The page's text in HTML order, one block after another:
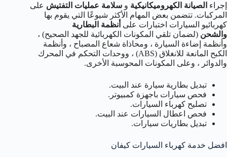
إجراء الصيانة الكهروميكانيكية و سلامة عمليات التفتيش على
المركبات. تتضمن بعض المهام الأكثر شيوعًا التي يقوم بها
كهربائيو السيارات اختبارات على أنظمة البطارية
والشحن (لضمان تلقي المكونات الكهربائية للجهد الصحيح) ،
وأنظمة إضاءة السيارة ، ومحاذاة شعاع المصباح ، وأنظمة
الكبح المانعة للانغلاق (ABS) ، ووحدات التحكم في المحرك
والدوائر ، وعلى المكونات المحوسبة الأخرى.
تبديل بطارية سيارة عند البيت.
فحص سيارات باجهزة كمبيوتر.
تصليح كهرباء السيارات.
فحص اعطال السيارات عند البيت.
تبديل بطاريات سيارات.
افضل خدمة كهرباء السيارات كيفان